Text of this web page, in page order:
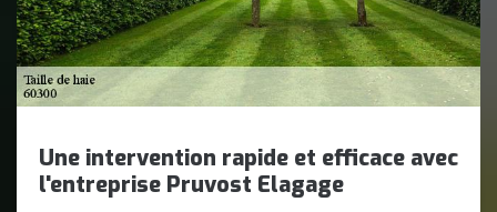
Une intervention rapide et efficace avec
l'entreprise Pruvost Elagage